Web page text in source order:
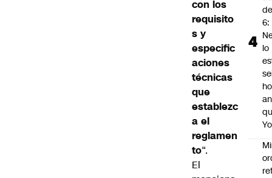
con los
requisito
s y
especific
aciones
técnicas
que
establezc
a el
reglamen
to“.
El
6:
lo